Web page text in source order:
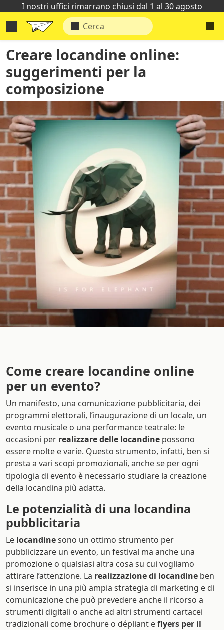
I nostri uffici rimarrano chiusi dal 1 al 30 agosto
Creare locandine online:
suggerimenti per la
composizione
Come creare locandine online
per un evento?
Un manifesto, una comunicazione pubblicitaria, dei
programmi elettorali, l’inaugurazione di un locale, un
evento musicale o una performance teatrale: le
occasioni per realizzare delle locandine possono
essere molte e varie. Questo strumento, infatti, ben si
presta a vari scopi promozionali, anche se per ogni
tipologia di evento è necessario studiare la creazione
della locandina più adatta.
Le potenzialità di una locandina
pubblicitaria
Le locandinesono un ottimo strumento per
pubblicizzare un evento, un festival ma anche una
promozione o qualsiasi altra cosa su cui vogliamo
attirare l’attenzione. La realizzazione di locandine ben
si inserisce in una più ampia strategia di marketing e di
comunicazione che può prevedere anche il ricorso a
strumenti digitali o anche ad altri strumenti cartacei
tradizionali come brochure o dépliant eflyers per il